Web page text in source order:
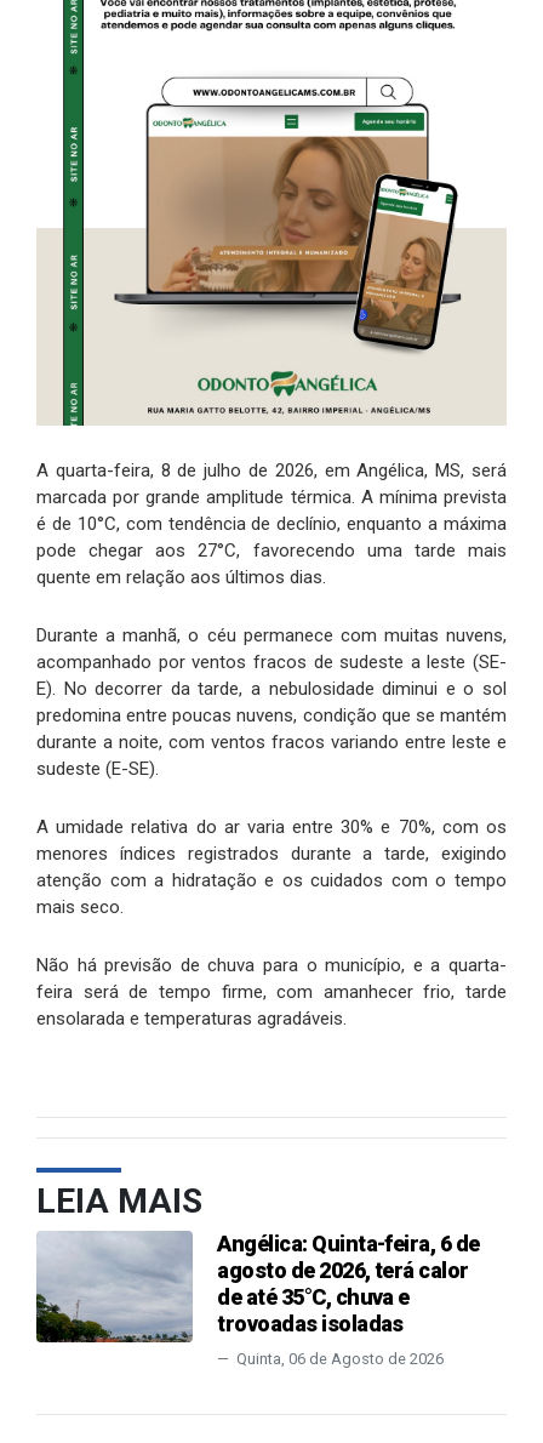
A quarta-feira, 8 de julho de 2026, em Angélica, MS, será
marcada por grande amplitude térmica. A mínima prevista
é de 10°C, com tendência de declínio, enquanto a máxima
pode chegar aos 27°C, favorecendo uma tarde mais
quente em relação aos últimos dias.
Durante a manhã, o céu permanece com muitas nuvens,
acompanhado por ventos fracos de sudeste a leste (SE-
E). No decorrer da tarde, a nebulosidade diminui e o sol
predomina entre poucas nuvens, condição que se mantém
durante a noite, com ventos fracos variando entre leste e
sudeste (E-SE).
A umidade relativa do ar varia entre 30% e 70%, com os
menores índices registrados durante a tarde, exigindo
atenção com a hidratação e os cuidados com o tempo
mais seco.
Não há previsão de chuva para o município, e a quarta-
feira será de tempo firme, com amanhecer frio, tarde
ensolarada e temperaturas agradáveis.
LEIA MAIS
Angélica: Quinta-feira, 6 de
agosto de 2026, terá calor
de até 35°C, chuva e
trovoadas isoladas
Quinta, 06 de Agosto de 2026